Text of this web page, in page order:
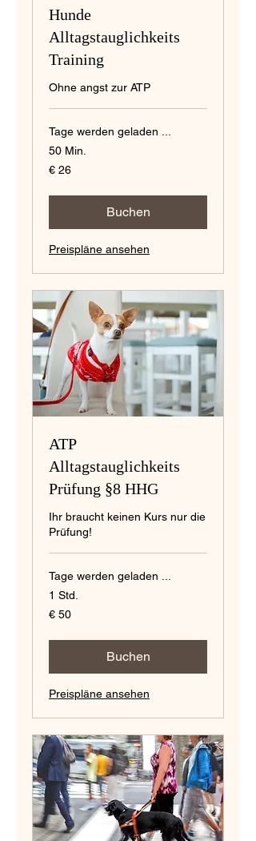
Hunde
Alltagstauglichkeits
Training
Ohne angst zur ATP
Tage werden geladen ...
50 Min.
26
Euro
€ 26
Buchen
Preispläne ansehen
ATP
Alltagstauglichkeits
Prüfung §8 HHG
Ihr braucht keinen Kurs nur die
Prüfung!
Tage werden geladen ...
1 Std.
50
Euro
€ 50
Buchen
Preispläne ansehen